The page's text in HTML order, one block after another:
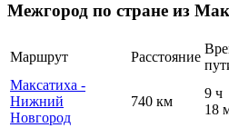
Межгород по стране из
Маршрут Расстояние
Максатиха -
Нижний
Новгород
740 км
9 ч
18